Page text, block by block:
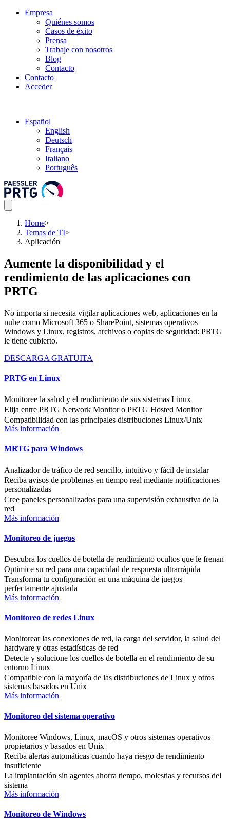
Empresa
Quiénes somos
Casos de éxito
Prensa
Trabaje con nosotros
Blog
Contacto
Contacto
Acceder
Español
English
Deutsch
Français
Italiano
Português
Home>
Temas de TI>
Aplicación
Aumente la disponibilidad y el
rendimiento de las aplicaciones con
PRTG
No importa si necesita vigilar aplicaciones web, aplicaciones en la
nube como Microsoft 365 o SharePoint, sistemas operativos
Windows y Linux, registros, archivos o copias de seguridad: PRTG
le tiene cubierto.
DESCARGA GRATUITA
PRTG en Linux
Monitoree la salud y el rendimiento de sus sistemas Linux
Elija entre PRTG Network Monitor o PRTG Hosted Monitor
Compatibilidad con las principales distribuciones Linux/Unix
Más información
MRTG para Windows
Analizador de tráfico de red sencillo, intuitivo y fácil de instalar
Reciba avisos de problemas en tiempo real mediante notificaciones
personalizadas
Cree paneles personalizados para una supervisión exhaustiva de la
red
Más información
Monitoreo de juegos
Descubra los cuellos de botella de rendimiento ocultos que le frenan
Optimice su red para una capacidad de respuesta ultrarrápida
Transforma tu configuración en una máquina de juegos
perfectamente ajustada
Más información
Monitoreo de redes Linux
Monitorear las conexiones de red, la carga del servidor, la salud del
hardware y otras estadísticas de red
Detecte y solucione los cuellos de botella en el rendimiento de su
entorno Linux
Compatible con la mayoría de las distribuciones de Linux y otros
sistemas basados en Unix
Más información
Monitoreo del sistema operativo
Monitoree Windows, Linux, macOS y otros sistemas operativos
propietarios y basados en Unix
Reciba alertas automáticas cuando haya riesgo de rendimiento
insuficiente
La implantación sin agentes ahorra tiempo, molestias y recursos del
sistema
Más información
Monitoreo de Windows